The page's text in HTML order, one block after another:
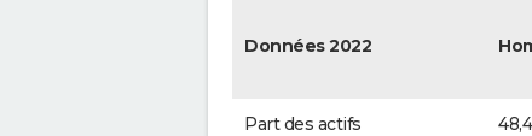
Données 2022
Part des actifs